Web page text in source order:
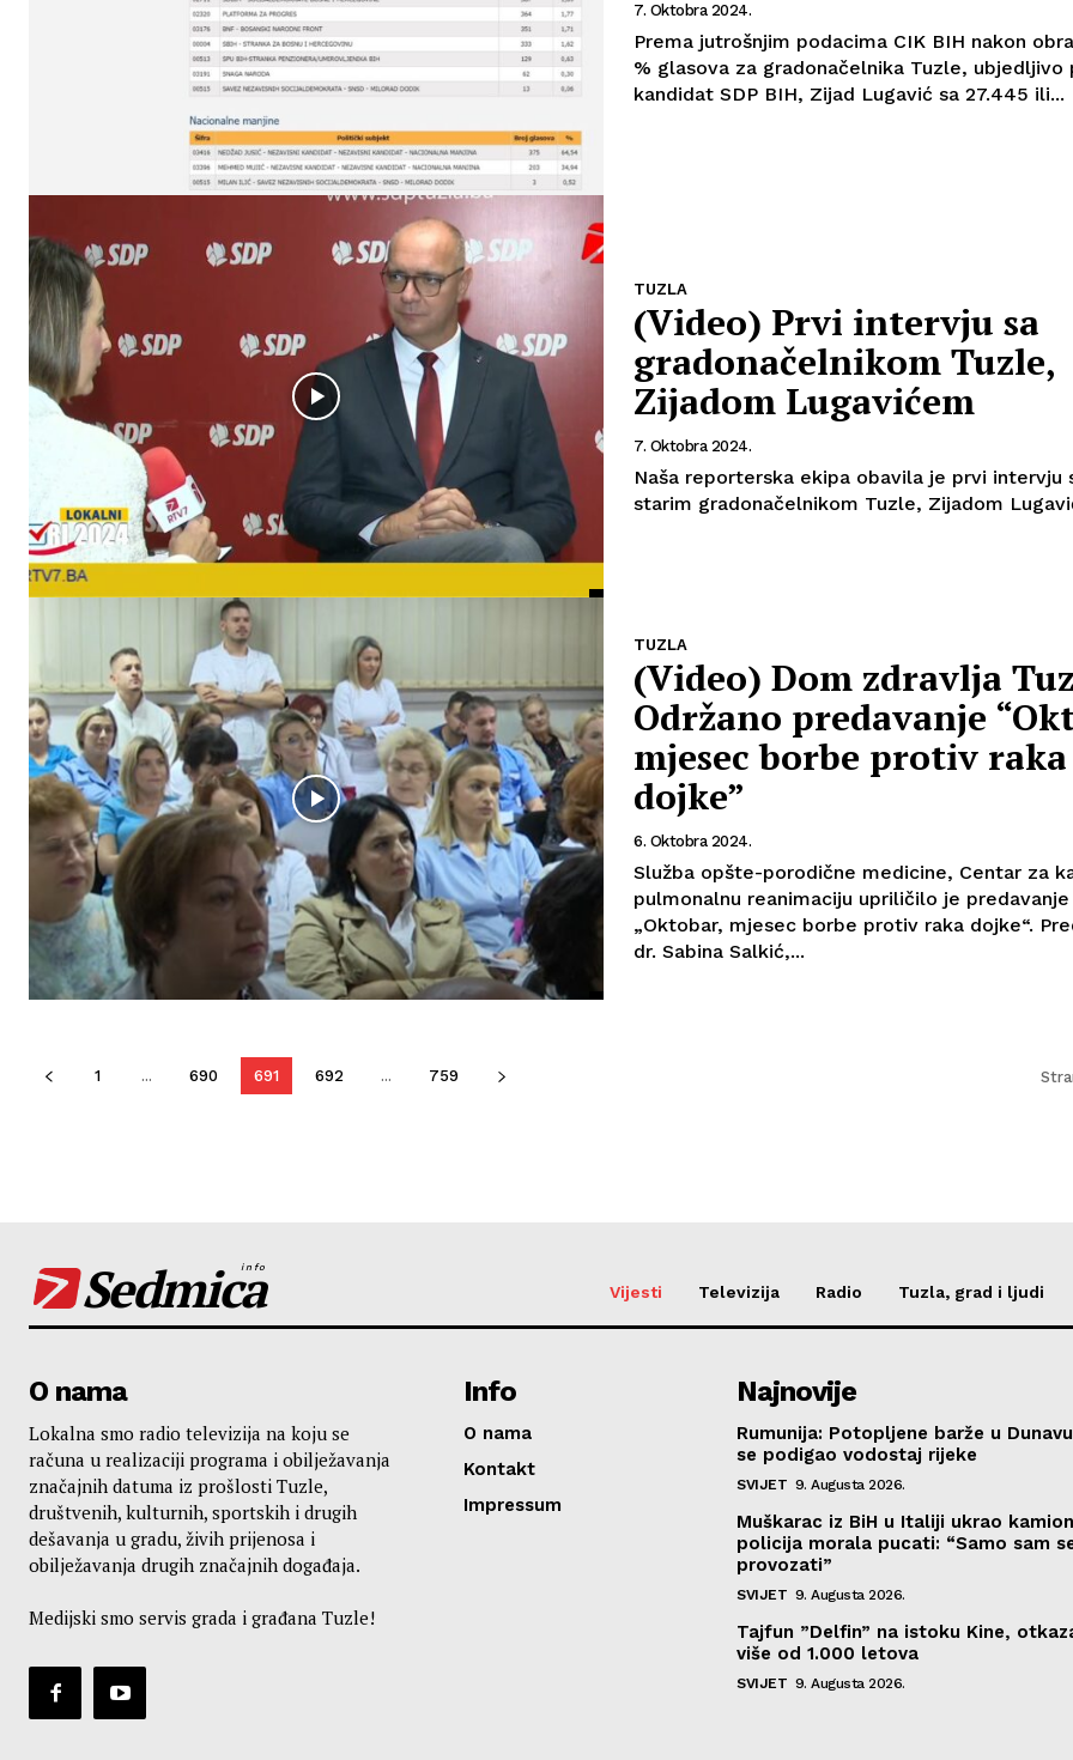
7. Oktobra 2024.
Prema jutrošnjim podacima CIK BIH nakon
% glasova za gradonačelnika Tuzle, ubjedljivo
kandidat SDP BIH, Zijad Lugavić sa 27.445 ili...
TUZLA
(Video) Prvi intervju sa
gradonačelnikom Tuzle,
Zijadom Lugavićem
7. Oktobra 2024.
Naša reporterska ekipa obavila je prvi intervju sa novim-
starim gradonačelnikom Tuzle, Zijadom
TUZLA
(Video) Dom zdravlja
Održano predavanje
mjesec borbe protiv raka
dojke”
6. Oktobra 2024.
Služba opšte-porodične medicine, Centar za
pulmonalnu reanimaciju upriličilo je
„Oktobar, mjesec borbe protiv raka dojke“.
dr. Sabina Salkić,...
1 ... 690 691 692 ... 759
Sedmica
info
Vijesti Televizija Radio Tuzla, grad i ljudi
O nama
Lokalna smo radio televizija na koju se
računa u realizaciji programa i obilježavanja
značajnih datuma iz prošlosti Tuzle,
društvenih, kulturnih, sportskih i drugih
dešavanja u gradu, živih prijenosa i
obilježavanja drugih značajnih događaja.
Medijski smo servis grada i građana Tuzle!
Info
O nama
Kontakt
Impressum
Najnovije
Rumunija: Potopljene barže u
se podigao vodostaj rijeke
SVIJET 9. Augusta 2026.
Muškarac iz BiH u Italiji ukrao
policija morala pucati: “Samo sam
provozati”
SVIJET 9. Augusta 2026.
Tajfun ”Delfin” na istoku Kine,
više od 1.000 letova
SVIJET 9. Augusta 2026.